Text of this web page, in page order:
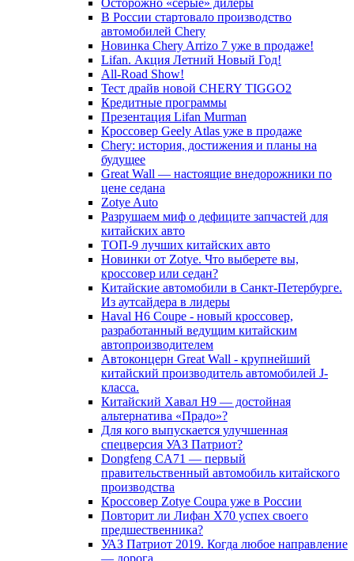
Осторожно «серые» дилеры
В России стартовало производство
автомобилей Chery
Новинка Chery Arrizo 7 уже в продаже!
Lifan. Акция Летний Новый Год!
All-Road Show!
Тест драйв новой CHERY TIGGO2
Кредитные программы
Презентация Lifan Murman
Кроссовер Geely Atlas уже в продаже
Chery: история, достижения и планы на
будущее
Great Wall — настоящие внедорожники по
цене седана
Zotye Auto
Разрушаем миф о дефиците запчастей для
китайских авто
ТОП-9 лучших китайских авто
Новинки от Zotye. Что выберете вы,
кроссовер или седан?
Китайские автомобили в Санкт-Петербурге.
Из аутсайдера в лидеры
Haval H6 Coupe - новый кроссовер,
разработанный ведущим китайским
автопроизводителем
Автоконцерн Great Wall - крупнейший
китайский производитель автомобилей J-
класса.
Китайский Хавал H9 — достойная
альтернатива «Прадо»?
Для кого выпускается улучшенная
спецверсия УАЗ Патриот?
Dongfeng CA71 — первый
правительственный автомобиль китайского
производства
Кроссовер Zotye Coupa уже в России
Повторит ли Лифан Х70 успех своего
предшественника?
УАЗ Патриот 2019. Когда любое направление
— дорога